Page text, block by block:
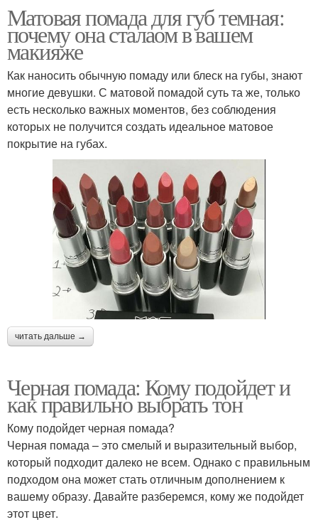
Матовая помада для губ темная:
почему она сталаом в вашем
макияже
Как наносить обычную помаду или блеск на губы, знают
многие девушки. С матовой помадой суть та же, только
есть несколько важных моментов, без соблюдения
которых не получится создать идеальное матовое
покрытие на губах.
читать дальше →
Черная помада: Кому подойдет и
как правильно выбрать тон
Кому подойдет черная помада?
Черная помада – это смелый и выразительный выбор,
который подходит далеко не всем. Однако с правильным
подходом она может стать отличным дополнением к
вашему образу. Давайте разберемся, кому же подойдет
этот цвет.